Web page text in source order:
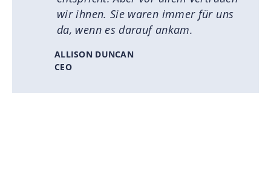
wir ihnen. Sie waren immer für uns
da, wenn es darauf ankam.
ALLISON DUNCAN
CEO